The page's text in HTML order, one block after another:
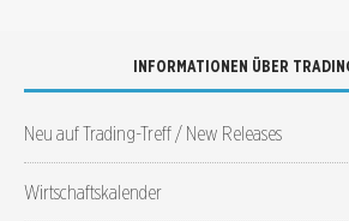
INFORMATIONEN ÜBER
Neu auf Trading-Treff / New Releases
Wirtschaftskalender